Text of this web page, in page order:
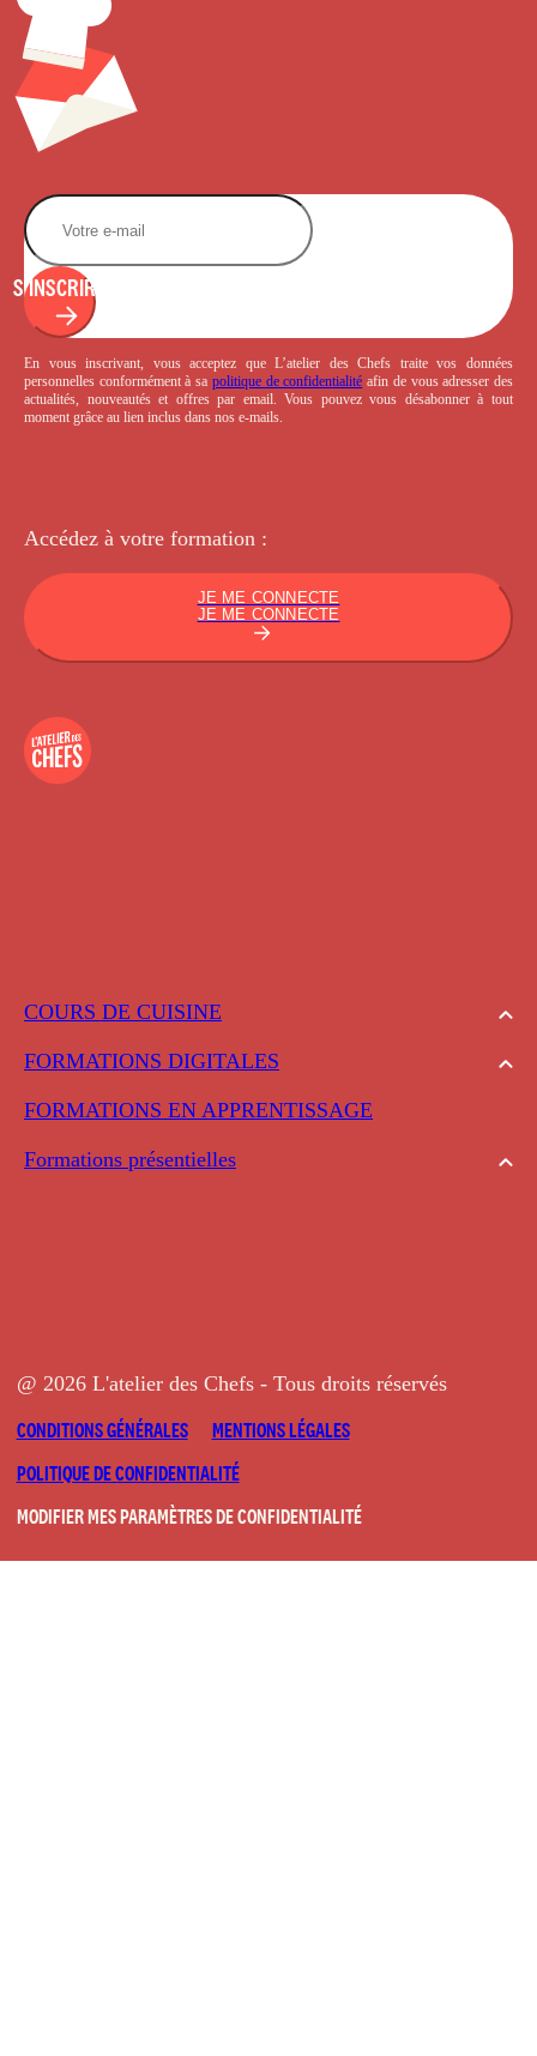
COURS DE CUISINE
FORMATIONS DIGITALES
FORMATIONS EN APPRENTISSAGE
Formations présentielles
S'INSCRIRE
En vous inscrivant, vous acceptez que L’atelier des Chefs traite vos données
personnelles conformément à sa politique de confidentialité afin de vous adresser des
actualités, nouveautés et offres par email. Vous pouvez vous désabonner à tout
moment grâce au lien inclus dans nos e-mails.
Accédez à votre formation :
JE ME CONNECTE
JE ME CONNECTE
@ 2026 L'atelier des Chefs - Tous droits réservés
CONDITIONS GÉNÉRALES
MENTIONS LÉGALES
POLITIQUE DE CONFIDENTIALITÉ
MODIFIER MES PARAMÈTRES DE CONFIDENTIALITÉ